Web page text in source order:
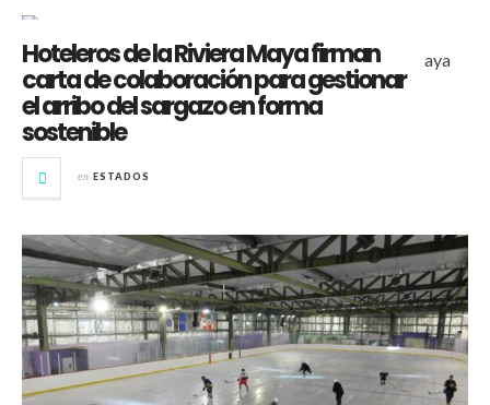
Hoteleros de la Riviera Maya firman
carta de colaboración para gestionar
el arribo del sargazo en forma
sostenible
en ESTADOS